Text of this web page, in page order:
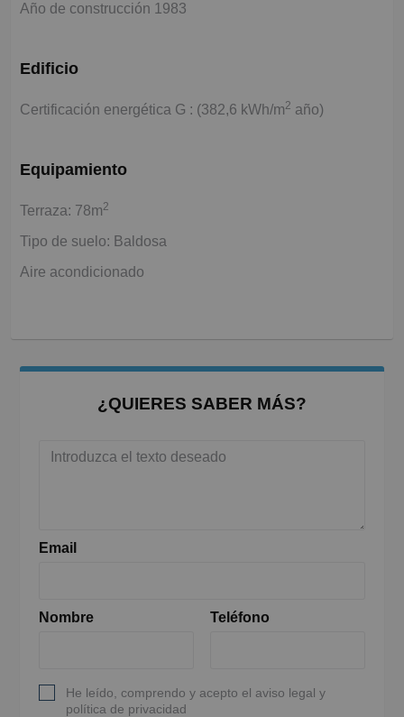
Año de construcción 1983
Edificio
Certificación energética G : (382,6 kWh/m2 año)
Equipamiento
Terraza: 78m2
Tipo de suelo: Baldosa
Aire acondicionado
¿QUIERES SABER MÁS?
Email
Nombre Teléfono
He leído, comprendo y acepto el aviso legal y
política de privacidad